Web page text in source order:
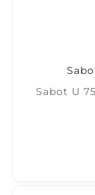
Sabot U 75 x 152 mm